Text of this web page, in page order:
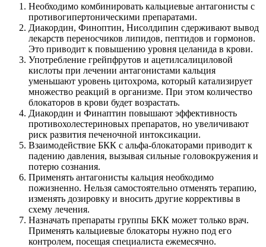
Необходимо комбинировать кальциевые антагонисты с
противогипертоническими препаратами.
Диакордин, Финоптин, Нисолдипин сдерживают вывод
лекарств переносчиков липидов, пептидов и гормонов.
Это приводит к повышению уровня целанида в крови.
Употребление грейпфрутов и ацетилсалициловой
кислоты при лечении антагонистами кальция
уменьшают уровень цитохрома, который катализирует
множество реакций в организме. При этом количество
блокаторов в крови будет возрастать.
Диакордин и Финаптин повышают эффективность
противохолестериновых препаратов, но увеличивают
риск развития печеночной интоксикации.
Взаимодействие БКК с альфа-блокаторами приводит к
падению давления, вызывая сильные головокружения и
потерю сознания.
Применять антагонисты кальция необходимо
пожизненно. Нельзя самостоятельно отменять терапию,
изменять дозировку и вносить другие коррективы в
схему лечения.
Назначать препараты группы БКК может только врач.
Применять кальциевые блокаторы нужно под его
контролем, посещая специалиста ежемесячно.